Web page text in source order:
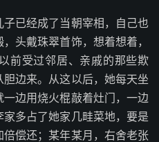
已经成了当朝宰相，自己也
头戴珠翠首饰，想着想着，
前受过邻居、亲戚的那些欺
边来。从这以后，她每天坐
边用烧火棍敲着灶门，一边
多占了她家几畦菜地，要是
偿还；某年某月，右舍老张